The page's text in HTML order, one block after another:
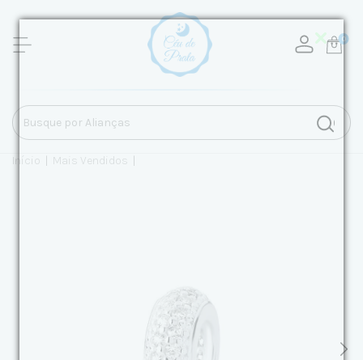
0
Início Mais Vendidos